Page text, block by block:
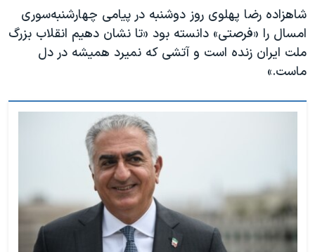
شاهزاده رضا پهلوی روز دوشنبه در پیامی چهارشنبه‌سوری
امسال را «فرصتی» دانسته بود «تا نشان دهیم انقلاب بزرگ
ملت ایران زنده است و آتشی که نمیرد همیشه در دل
ماست.»